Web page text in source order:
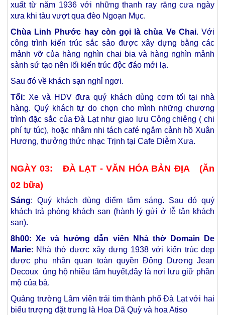
xuất từ năm 1936 với những thanh ray răng cưa ngày
xưa khi tàu vượt qua đèo Ngoạn Mục.
Chùa Linh Phước hay còn gọi là chùa Ve Chai. Với
công trình kiến trúc sắc sảo được xây dựng bằng các
mảnh vỡ của hàng nghìn chai bia và hàng nghìn mảnh
sành sứ tạo nên lối kiến trúc độc đáo mới lạ.
Sau đó về khách sạn nghỉ ngơi.
Tối: Xe và HDV đưa quý khách dùng cơm tối tại nhà
hàng. Quý khách tự do chọn cho mình những chương
trình đặc sắc của Đà Lạt như giao lưu Công chiêng ( chi
phí tự túc), hoặc nhâm nhi tách café ngắm cảnh hồ Xuân
Hương, thưởng thức nhạc Trịnh tại Cafe Diễm Xưa.
NGÀY 03: ĐÀ LẠT - VĂN HÓA BẢN ĐỊA (Ăn
02 bữa)
Sáng: Quý khách dùng điểm tâm sáng. Sau đó quý
khách trả phòng khách sạn (hành lý gửi ở lễ tân khách
sạn).
8h00: Xe và hướng dẫn viên Nhà thờ Domain De
Marie: Nhà thờ được xây dựng 1938 với kiến trúc đẹp
được phu nhân quan toàn quyền Đông Dương Jean
Decoux ủng hộ nhiều tâm huyết,đây là nơi lưu giữ phần
mộ của bà.
Quảng trường Lâm viên trái tim thành phố Đà Lạt với hai
biểu trượng đặt trưng là Hoa Dã Quỳ và hoa Atiso